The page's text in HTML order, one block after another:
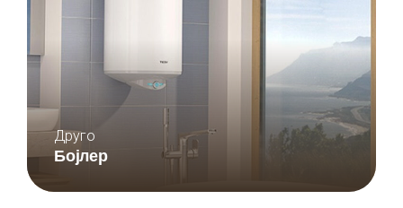
Друго
Бојлер